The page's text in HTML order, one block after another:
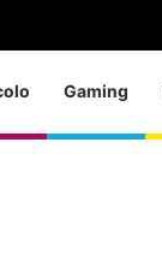
dei tuffi: a Parigi 5
Gaming